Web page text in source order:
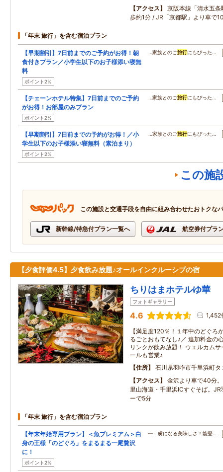
アクセス
京阪本線「清水五
歩約1分 / JR「京都駅」より車で
「年末 旅行」を含む宿泊プラン
【早期割引】7日前までのご予約がお得！朝
食付きプラン／小学生以下のお子様添い寝無
料
ポイント2%
…家族とのご旅行にもぴった…
【チェーンホテル特集】7日前までのご予約
がお得！お部屋のみプラン
ポイント2%
…家族とのご旅行にもぴった…
【早期割引】7日前までの予約がお得！／小
学生以下のお子様添い寝無料（素泊まり）
ポイント2%
…家族とのご旅行にもぴった…
この施
この施設と交通手段を自由に組み合わせたおトクな
新幹線/特急付プラン一覧へ 航空券付プラ
【夕食評価4.5】夕食飲み放題♪オールインクルーシブの宿
ちりはまホテルゆ華
フォトギャラリー
4.6 1,452
【満足度120％！１年中のどぐろ
るごとおもてなし♪／ 追加料金の
リンクが飲み放題！ ウエルカム
ールも営業♪
住所
石川県羽咋市千里浜町タ
アクセス
金沢より車で40分
里山海道・千里浜ICすぐそば。
ーで5分
「年末 旅行」を含む宿泊プラン
【年末年始専用プラン】＜魚プレミアム＞白
身の王様「のどぐろ」をまるまる一尾贅沢
に！
ポイント2%
― 虜になる美味しさ！能登…